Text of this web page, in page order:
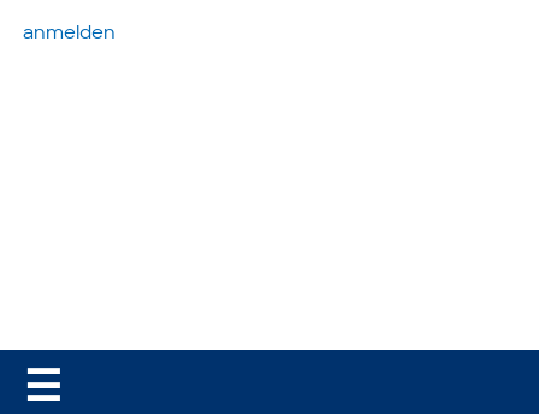
anmelden
☰